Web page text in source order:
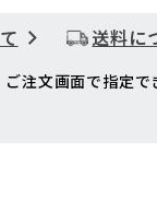
送料に
注文画面で指定